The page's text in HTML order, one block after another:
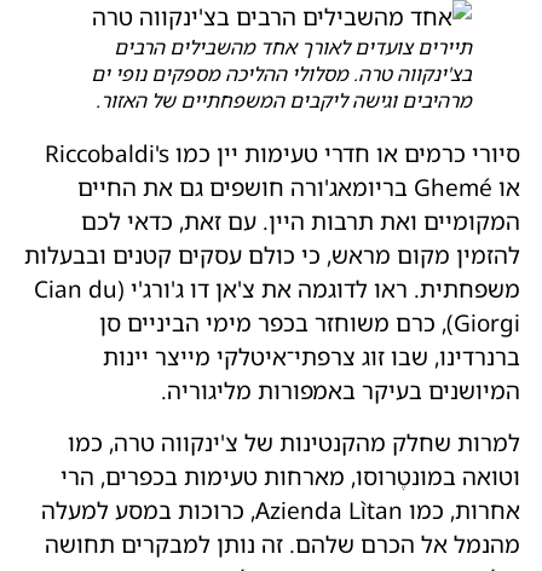
תיירים צועדים לאורך אחד מהשבילים הרבים
בצ'ינקווה טרה. מסלולי ההליכה מספקים נופי ים
מרהיבים וגישה ליקבים המשפחתיים של האזור.
סיורי כרמים או חדרי טעימות יין כמו Riccobaldi's
או Ghemé בריומאג'ורה חושפים גם את החיים
המקומיים ואת תרבות היין. עם זאת, כדאי לכם
להזמין מקום מראש, כי כולם עסקים קטנים ובבעלות
משפחתית. ראו לדוגמה את צ'אן דו ג'ורג'י (Cian du
Giorgi), כרם משוחזר בכפר מימי הביניים סן
ברנרדינו, שבו זוג צרפתי־איטלקי מייצר יינות
המיושנים בעיקר באמפורות מליגוריה.
למרות שחלק מהקנטינות של צ'ינקווה טרה, כמו
וטואה במונטֶרוסו, מארחות טעימות בכפרים, הרי
אחרות, כמו Azienda Lìtan, כרוכות במסע למעלה
מהנמל אל הכרם שלהם. זה נותן למבקרים תחושה